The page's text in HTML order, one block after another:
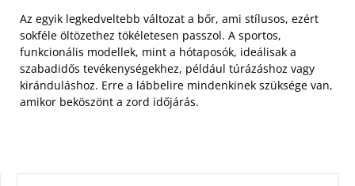
Az egyik legkedveltebb változat a bőr, ami stílusos, ezért
sokféle öltözethez tökéletesen passzol. A sportos,
funkcionális modellek, mint a hótaposók, ideálisak a
szabadidős tevékenységekhez, például túrázáshoz vagy
kiránduláshoz. Erre a lábbelire mindenkinek szüksége van,
amikor beköszönt a zord időjárás.